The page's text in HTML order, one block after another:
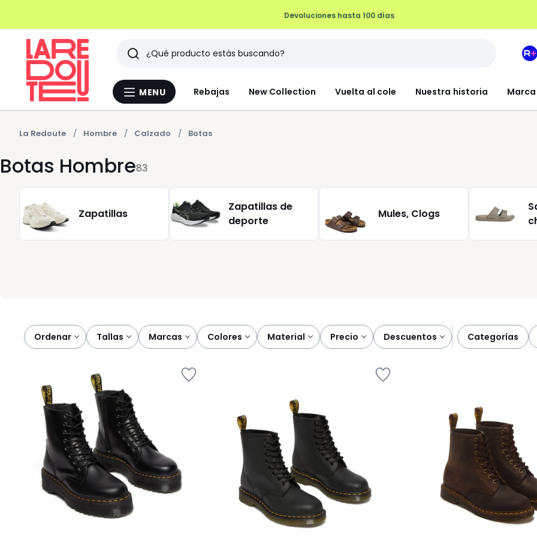
Devoluciones hasta 100 días
Menu
MENU Rebajas New Collection Vuelta al cole Nuestra historia
Buscar
Últimos
artículos
vistos
Mi
La Redoute Hombre Calzado Botas
Botas Hombre83
Zapatillas
Zapatillas de
deporte
Mules, Clogs
Ordenar
tallas marcas colores material precio descuentos categorías